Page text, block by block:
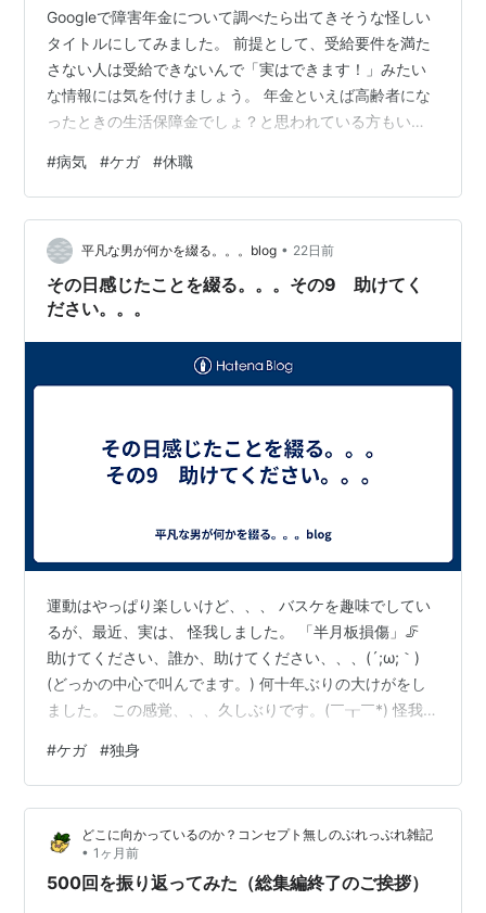
Googleで障害年金について調べたら出てきそうな怪しい
タイトルにしてみました。 前提として、受給要件を満た
さない人は受給できないんで「実はできます！」みたい
な情報には気を付けましょう。 年金といえば高齢者にな
ったときの生活保障金でしょ？と思われている方もいる
ません。 年金制度には他にも一家の大黒柱が亡くなった
ときに受け取る遺族年金とケガや病気のときに受け取る
障害年金というものがあります。 そして障害年金に関し
ては本来受け取れるはずなのに手続きをしないがため
に、受け取られていない方ってそこそこいるのではない
かと思っています。 例えば、働いていた…
#病気 #ケガ #休職
平凡な男が何かを綴る。。。blog • 22日前
その日感じたことを綴る。。。その9 助けてく
ださい。。。
運動はやっぱり楽しいけど、、、 バスケを趣味でしてい
るが、最近、実は、 怪我しました。 「半月板損傷」🦵
助けてください、誰か、助けてください、、、(´;ω;｀)
(どっかの中心で叫んでます。) 何十年ぶりの大けがをし
ました。 この感覚、、、久しぶりです。(￣┰￣*) 怪我を
んで、家でダラダラしてるのはもったいない、、、 そう
思った私は、閃いた！ そうだ、腹筋をすればいいんだ！
、、、意味が分からない、、、 自分自身、理解に苦し
む、、、 膝のケガだが、まったく動かないわけではな
い、 腹筋を鍛えるメニューは痛みなくできる。 仕事終わ
り、夕飯後に…
#ケガ #独身
どこに向かっているのか？コンセプト無しのぶれっぶれ雑記
• 1ヶ月前
500回を振り返ってみた（総集編終了のご挨拶）